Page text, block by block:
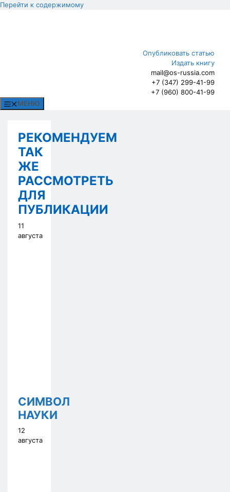
Перейти к содержимому
Опубликовать статью
Издать книгу
mail@os-russia.com
+7 (347) 299-41-99
+7 (960) 800-41-99
МЕНЮ
РЕКОМЕНДУЕМ
ТАК
ЖЕ
РАССМОТРЕТЬ
ДЛЯ
ПУБЛИКАЦИИ
11
августа
СИМВОЛ
НАУКИ
12
августа